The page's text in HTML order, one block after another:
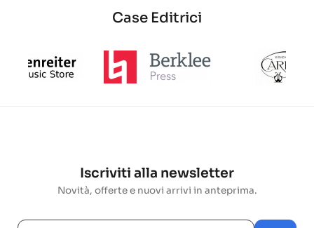
Case Editrici
Iscriviti alla newsletter
Novità, offerte e nuovi arrivi in anteprima.